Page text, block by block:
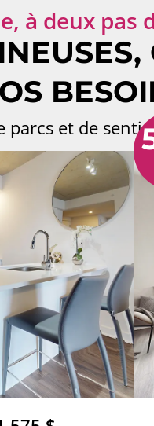
à deux pas
parcs et de